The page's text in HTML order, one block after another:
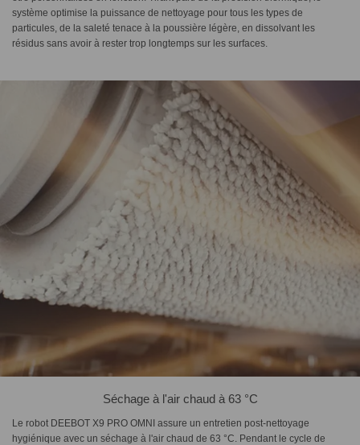
système optimise la puissance de nettoyage pour tous les types de
particules, de la saleté tenace à la poussière légère, en dissolvant les
résidus sans avoir à rester trop longtemps sur les surfaces.
Séchage à l'air chaud à 63 °C
Le robot DEEBOT X9 PRO OMNI assure un entretien post-nettoyage
hygiénique avec un séchage à l'air chaud de 63 °C. Pendant le cycle de